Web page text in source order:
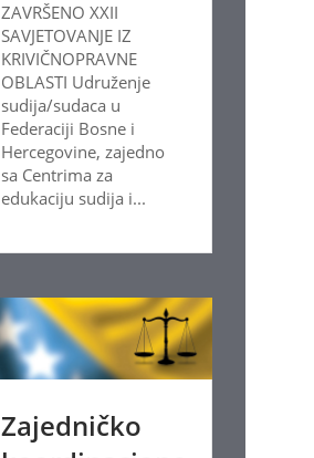
ZAVRŠENO XXII
SAVJETOVANJE IZ
KRIVIČNOPRAVNE
OBLASTI Udruženje
sudija/sudaca u
Federaciji Bosne i
Hercegovine, zajedno
sa Centrima za
edukaciju sudija i...
Zajedničko